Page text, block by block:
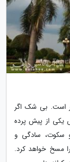
است. بی شک اگر
یکی از پیش پرده
سکوت، سادگی و
مسخ خواهد کرد.